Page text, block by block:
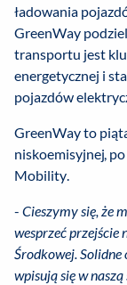
ładowania
GreenWay
transportu jest
energetycznej i
pojazdów
GreenWay to
niskoemisyjnej,
Mobility.
- Cieszymy się, że
wesprzeć przejście
Środkowej.
wpisują się w